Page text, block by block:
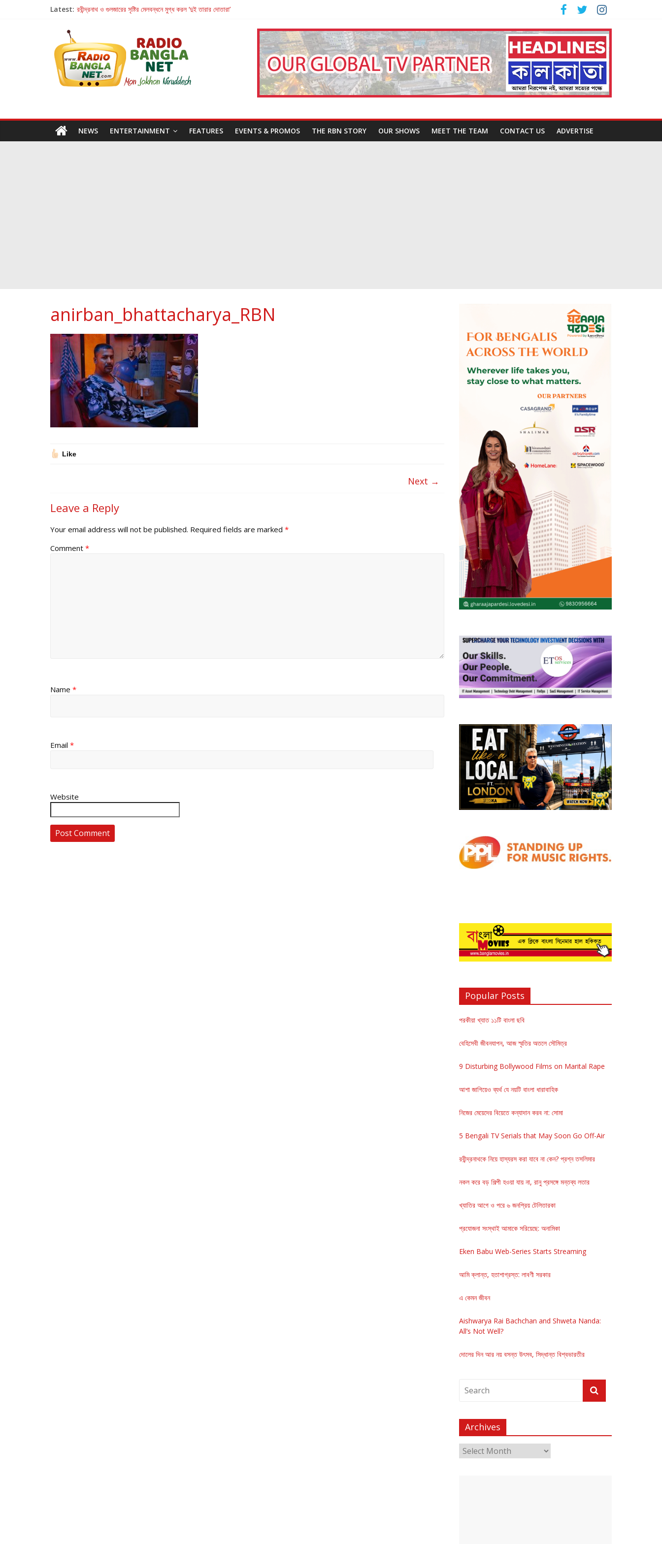
Latest: রবীন্দ্রনাথ ও গুলজারের সৃষ্টির মেলবন্ধনে মুগ্ধ করল ‘দুই তারার দোতারা’
Retribution: A Thought-Provoking Short Film That Challenges Our Understanding of Justice
হাওয়া বদলের টলিউডে ‘তুমি এলে তাই’
NEWS ENTERTAINMENT FEATURES EVENTS & PROMOS THE RBN STORY OUR SHOWS MEET THE TEAM CONTACT US ADVERTISE
anirban_bhattacharya_RBN
Like
Next →
Leave a Reply
Your email address will not be published. Required fields are marked *
Comment *
Name *
Email *
Website
Popular Posts
পরকীয়া খ্যাত ১১টি বাংলা ছবি
বেহিসেবী জীবনযাপন, আজ স্মৃতির অতলে সৌমিত্র
9 Disturbing Bollywood Films on Marital Rape
আশা জাগিয়েও ব্যর্থ যে নয়টি বাংলা ধারাবাহিক
নিজের মেয়েদের বিয়েতে কন্যাদান করব না: সোমা
5 Bengali TV Serials that May Soon Go Off-Air
রবীন্দ্রনাথকে নিয়ে হাস্যরস করা যাবে না কেন? প্রশ্ন তসলিমার
নকল করে বড় শিল্পী হওয়া যায় না, রানু প্রসঙ্গে মন্তব্য লতার
খ্যাতির আগে ও পরে ৬ জনপ্রিয় টেলিতারকা
প্রযোজনা সংস্থাই আমাকে সরিয়েছে: অনামিকা
Eken Babu Web-Series Starts Streaming
আমি ক্লান্ত, হতাশাগ্রস্ত: লাবণী সরকার
এ কেমন জীবন
Aishwarya Rai Bachchan and Shweta Nanda:
All’s Not Well?
দোলের দিন আর নয় বসন্ত উৎসব, সিদ্ধান্ত বিশ্বভারতীর
Archives